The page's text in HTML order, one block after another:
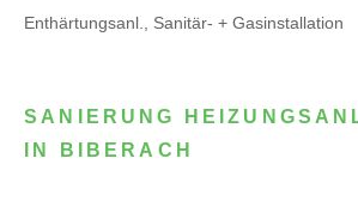
Enthärtungsanl., Sanitär- + Gasinstallation
SANIERUNG
IN BIBERACH